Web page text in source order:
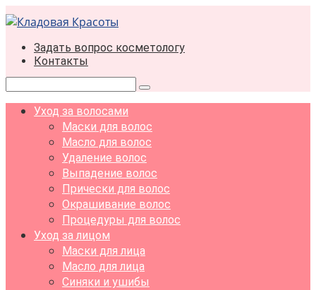
Перейти
к
контентуЗадать вопрос косметологу
Контакты
Поиск:
Уход за волосами
Маски для волос
Масло для волос
Удаление волос
Выпадение волос
Прически для волос
Окрашивание волос
Процедуры для волос
Уход за лицом
Маски для лица
Масло для лица
Синяки и ушибы